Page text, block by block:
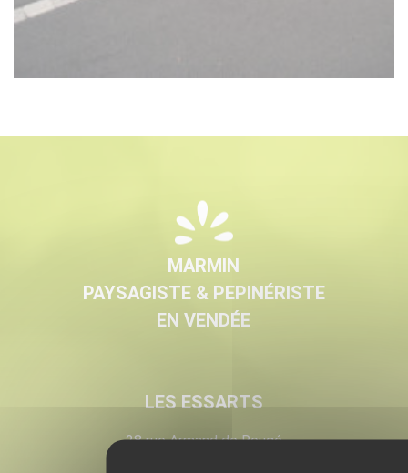
MARMIN
PAYSAGISTE & PEPINÉRISTE
EN VENDÉE
LES ESSARTS
28 rue Armand de Rougé